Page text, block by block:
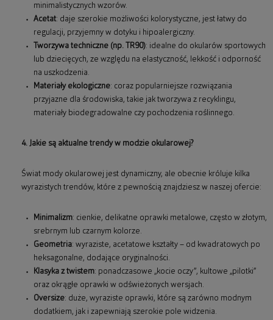
minimalistycznych wzorów.
Acetat: daje szerokie możliwości kolorystyczne, jest łatwy do
regulacji, przyjemny w dotyku i hipoalergiczny.
Tworzywa techniczne (np. TR90): idealne do okularów sportowych
lub dziecięcych, ze względu na elastyczność, lekkość i odporność
na uszkodzenia.
Materiały ekologiczne: coraz popularniejsze rozwiązania
przyjazne dla środowiska, takie jak tworzywa z recyklingu,
materiały biodegradowalne czy pochodzenia roślinnego.
4. Jakie są aktualne trendy w modzie okularowej?
Świat mody okularowej jest dynamiczny, ale obecnie króluje kilka
wyrazistych trendów, które z pewnością znajdziesz w naszej ofercie:
Minimalizm: cienkie, delikatne oprawki metalowe, często w złotym,
srebrnym lub czarnym kolorze.
Geometria: wyraziste, acetatowe kształty – od kwadratowych po
heksagonalne, dodające oryginalności.
Klasyka z twistem: ponadczasowe „kocie oczy”, kultowe „pilotki”
oraz okrągłe oprawki w odświeżonych wersjach.
Oversize: duże, wyraziste oprawki, które są zarówno modnym
dodatkiem, jak i zapewniają szerokie pole widzenia.